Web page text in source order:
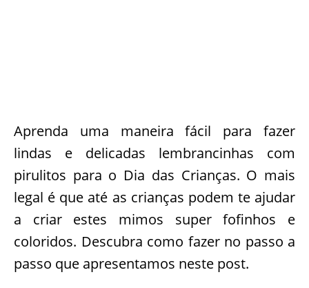
Aprenda uma maneira fácil para fazer
lindas e delicadas lembrancinhas com
pirulitos para o Dia das Crianças. O mais
legal é que até as crianças podem te ajudar
a criar estes mimos super fofinhos e
coloridos. Descubra como fazer no passo a
passo que apresentamos neste post.